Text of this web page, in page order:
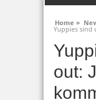
Home »
Yuppies sind
out: